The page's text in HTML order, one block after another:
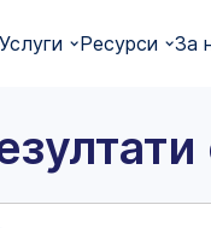
Услуги Ресурси За